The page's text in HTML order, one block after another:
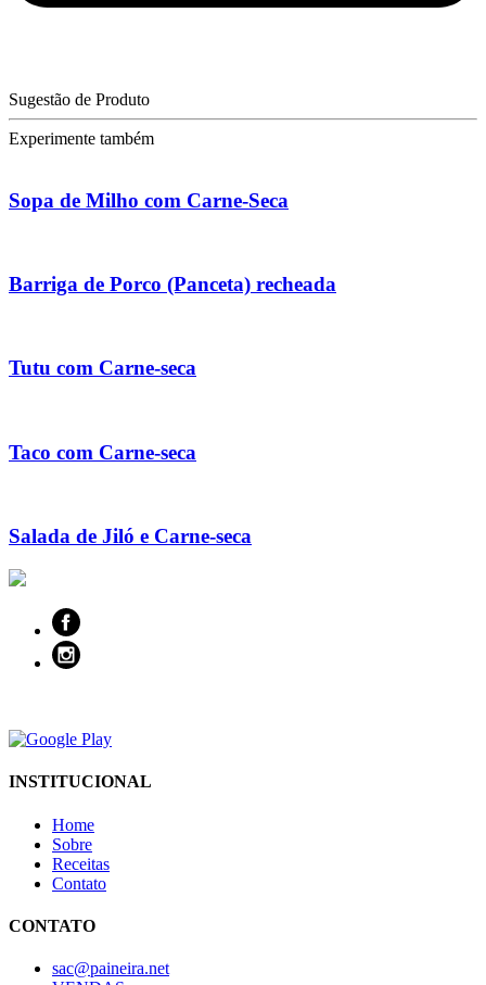
Sugestão de Produto
Experimente também
Sopa de Milho com Carne-Seca
Barriga de Porco (Panceta) recheada
Tutu com Carne-seca
Taco com Carne-seca
Salada de Jiló e Carne-seca
INSTITUCIONAL
Home
Sobre
Receitas
Contato
CONTATO
sac@paineira.net